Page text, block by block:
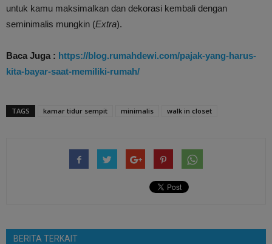
untuk kamu maksimalkan dan dekorasi kembali dengan
seminimalis mungkin (Extra).
Baca Juga : https://blog.rumahdewi.com/pajak-yang-harus-
kita-bayar-saat-memiliki-rumah/
TAGS kamar tidur sempit minimalis walk in closet
BERITA TERKAIT